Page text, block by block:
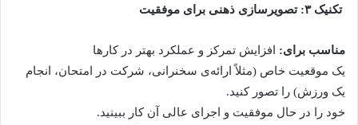
تکنیک ۳: تصویرسازی ذهنی برای موفقیت
مناسب برای: افزایش تمرکز و عملکرد بهتر در کارها
یک موقعیت خاص (مثلاً ارائه‌ی سخنرانی، شرکت در امتحان، انجام
یک ورزش) را تصور کنید.
خود را در حال موفقیت و اجرای عالی آن کار ببینید.